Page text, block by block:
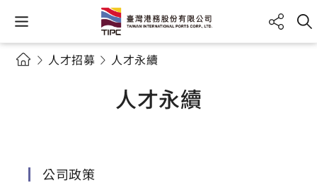
人才招募 人才永續
人才永續
公司政策